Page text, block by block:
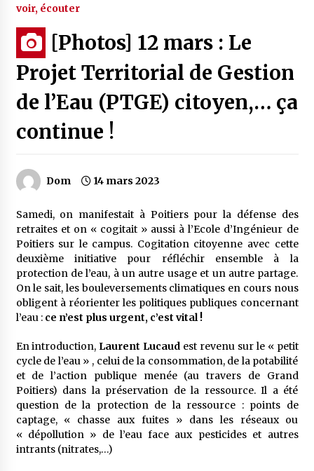
voir, écouter
[Photos] 12 mars : Le
Projet Territorial de Gestion
de l’Eau (PTGE) citoyen,… ça
continue !
Dom 14 mars 2023
Samedi, on manifestait à Poitiers pour la défense des
retraites et on « cogitait » aussi à l’Ecole d’Ingénieur de
Poitiers sur le campus. Cogitation citoyenne avec cette
deuxième initiative pour réfléchir ensemble à la
protection de l’eau, à un autre usage et un autre partage.
On le sait, les bouleversements climatiques en cours nous
obligent à réorienter les politiques publiques concernant
l’eau : ce n’est plus urgent, c’est vital !
En introduction, Laurent Lucaud est revenu sur le « petit
cycle de l’eau » , celui de la consommation, de la potabilité
et de l’action publique menée (au travers de Grand
Poitiers) dans la préservation de la ressource. Il a été
question de la protection de la ressource : points de
captage, « chasse aux fuites » dans les réseaux ou
« dépollution » de l’eau face aux pesticides et autres
intrants (nitrates,…)